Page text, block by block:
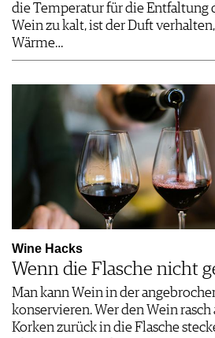
die Temperatur für die Entfaltung
Wein zu kalt, ist der Duft
Wärme…
Wine Hacks
Wenn die Flasche nicht
Man kann Wein in der
konservieren. Wer den Wein
Korken zurück in die Flasche